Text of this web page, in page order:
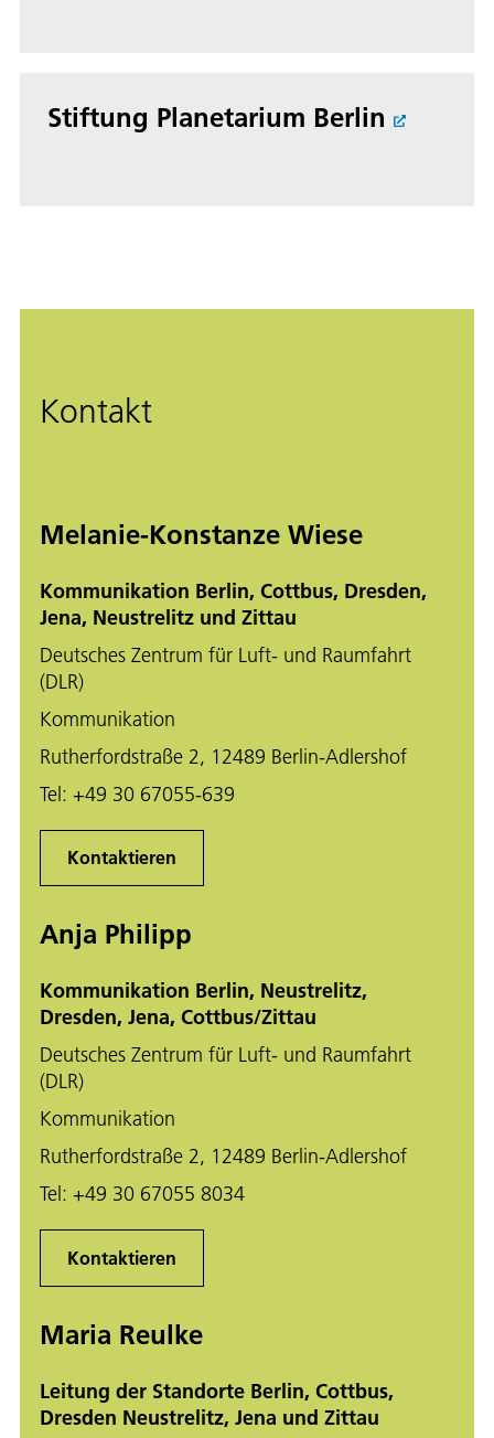
Stiftung Planetarium Berlin
Kontakt
Melanie-Konstanze Wiese
Kommunikation Berlin, Cottbus, Dresden,
Jena, Neustrelitz und Zittau
Deutsches Zentrum für Luft- und Raumfahrt
(DLR)
Kommunikation
Rutherfordstraße 2, 12489 Berlin-Adlershof
Tel: +49 30 67055-639
Kontaktieren
Anja Philipp
Kommunikation Berlin, Neustrelitz,
Dresden, Jena, Cottbus/Zittau
Deutsches Zentrum für Luft- und Raumfahrt
(DLR)
Kommunikation
Rutherfordstraße 2, 12489 Berlin-Adlershof
Tel: +49 30 67055 8034
Kontaktieren
Maria Reulke
Leitung der Standorte Berlin, Cottbus,
Dresden Neustrelitz, Jena und Zittau